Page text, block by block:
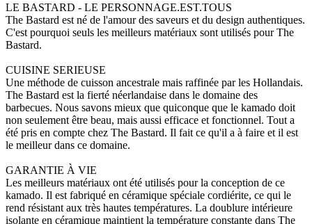
LE BASTARD - LE PERSONNAGE.EST.TOUS
The Bastard est né de l'amour des saveurs et du design authentiques.
C'est pourquoi seuls les meilleurs matériaux sont utilisés pour The
Bastard.
CUISINE SERIEUSE
Une méthode de cuisson ancestrale mais raffinée par les Hollandais.
The Bastard est la fierté néerlandaise dans le domaine des
barbecues. Nous savons mieux que quiconque que le kamado doit
non seulement être beau, mais aussi efficace et fonctionnel. Tout a
été pris en compte chez The Bastard. Il fait ce qu'il a à faire et il est
le meilleur dans ce domaine.
GARANTIE À VIE
Les meilleurs matériaux ont été utilisés pour la conception de ce
kamado. Il est fabriqué en céramique spéciale cordiérite, ce qui le
rend résistant aux très hautes températures. La doublure intérieure
isolante en céramique maintient la température constante dans The